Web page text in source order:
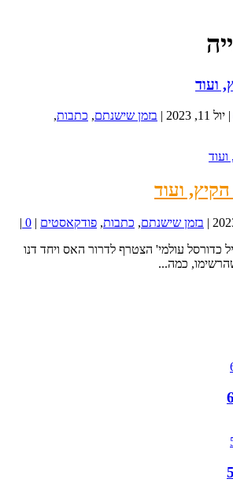
ועוד
| יול 11, 2023 | בזמן שישנתם, כתבות,
ועוד
| בזמן שישנתם, כתבות, פודקאסטים |
0
|
כדורסל עולמי' הצטרף לדרור האס ויחד דנו
כמה...